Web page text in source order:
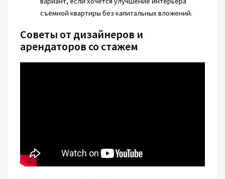
съёмной квартиры без капитальных вложений.
Советы от дизайнеров и
арендаторов со стажем